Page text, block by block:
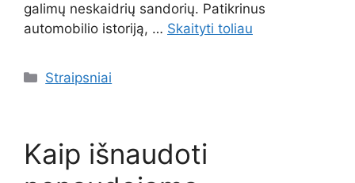
galimų neskaidrių sandorių. Patikrinus
automobilio istoriją, … Skaityti toliau
Kategorijos
Straipsniai
Kaip išnaudoti